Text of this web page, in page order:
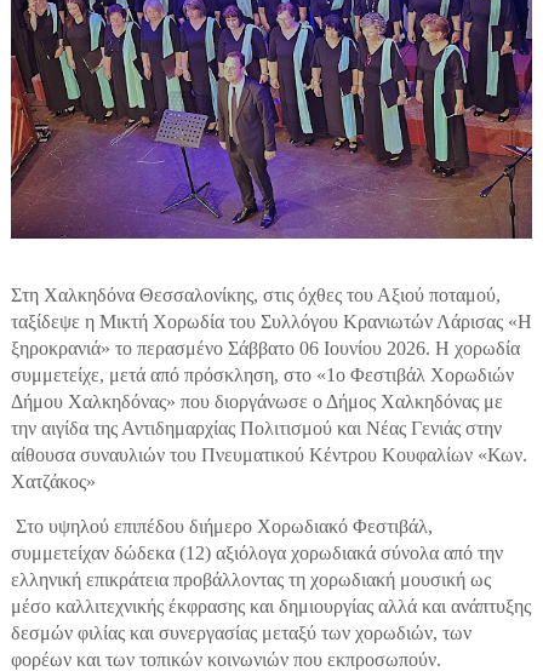
Στη Χαλκηδόνα Θεσσαλονίκης, στις όχθες του Αξιού ποταμού,
ταξίδεψε η Μικτή Χορωδία του Συλλόγου Κρανιωτών Λάρισας «Η
ξηροκρανιά» το περασμένο Σάββατο 06 Ιουνίου 2026. Η χορωδία
συμμετείχε, μετά από πρόσκληση, στο «1ο Φεστιβάλ Χορωδιών
Δήμου Χαλκηδόνας» που διοργάνωσε ο Δήμος Χαλκηδόνας με
την αιγίδα της Αντιδημαρχίας Πολιτισμού και Νέας Γενιάς στην
αίθουσα συναυλιών του Πνευματικού Κέντρου Κουφαλίων «Κων.
Χατζάκος»
Στο υψηλού επιπέδου διήμερο Χορωδιακό Φεστιβάλ,
συμμετείχαν δώδεκα (12) αξιόλογα χορωδιακά σύνολα από την
ελληνική επικράτεια προβάλλοντας τη χορωδιακή μουσική ως
μέσο καλλιτεχνικής έκφρασης και δημιουργίας αλλά και ανάπτυξης
δεσμών φιλίας και συνεργασίας μεταξύ των χορωδιών, των
φορέων και των τοπικών κοινωνιών που εκπροσωπούν.